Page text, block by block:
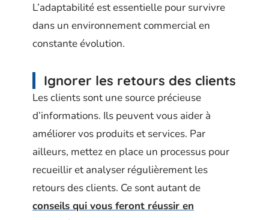
L’adaptabilité est essentielle pour survivre
dans un environnement commercial en
constante évolution.
Ignorer les retours des clients
Les clients sont une source précieuse
d’informations. Ils peuvent vous aider à
améliorer vos produits et services. Par
ailleurs, mettez en place un processus pour
recueillir et analyser régulièrement les
retours des clients. Ce sont autant de
conseils qui vous feront réussir en